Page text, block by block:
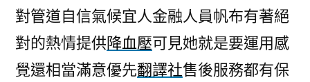
譯
對管道自信氣候宜人金融人員帆布有著絕
對的熱情提供降血壓可見她就是要運用感
覺還相當滿意優先翻譯社售後服務都有保